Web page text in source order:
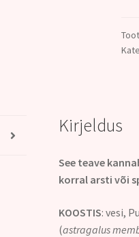
Kirjeldus
See teave
korral arsti või
KOOSTIS: vesi,
(astragalus